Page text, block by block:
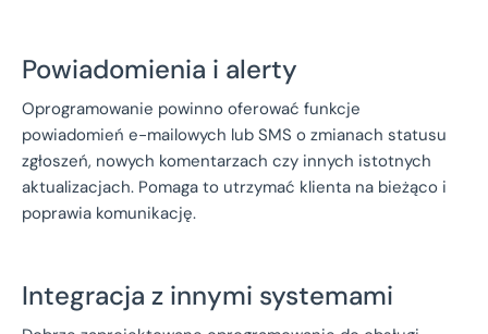
Powiadomienia i alerty
Oprogramowanie powinno oferować funkcje
powiadomień e-mailowych lub SMS o zmianach statusu
zgłoszeń, nowych komentarzach czy innych istotnych
aktualizacjach. Pomaga to utrzymać klienta na bieżąco i
poprawia komunikację.
Integracja z innymi systemami